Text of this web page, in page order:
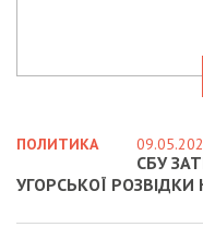
ПОЛИТИКА
СБУ
УГОРСЬКОЇ РОЗВІДКИ